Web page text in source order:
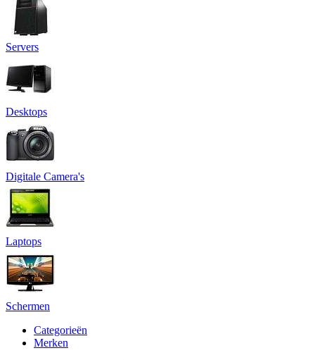
Servers
Desktops
Digitale Camera's
Laptops
Schermen
Categorieën
Merken